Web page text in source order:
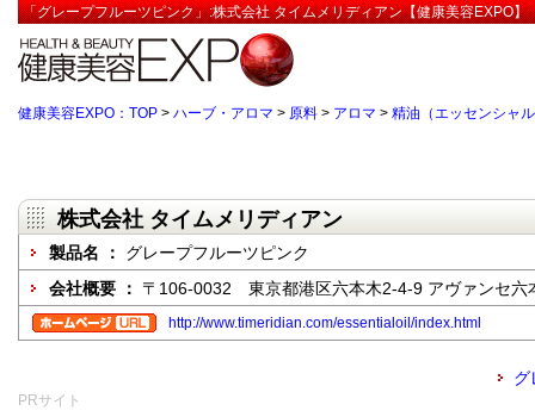
「グレープフルーツピンク」:株式会社 タイムメリディアン【健康美容EXPO】
健康美容EXPO：TOP > ハーブ・アロマ > 原料 > アロマ > 精油（エッセンシャ
株式会社 タイムメリディアン
製品名 ： グレープフルーツピンク
会社概要 ： 〒106-0032 東京都港区六本木2-4-9 アヴァンセ六
http://www.timeridian.com/essentialoil/index.html
グ
PRサイト